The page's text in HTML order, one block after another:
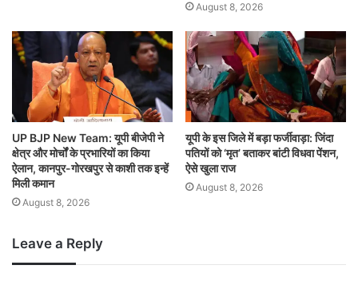
August 8, 2026
UP BJP New Team: यूपी बीजेपी ने
क्षेत्र और मोर्चों के प्रभारियों का किया
ऐलान, कानपुर-गोरखपुर से काशी तक इन्हें
मिली कमान
August 8, 2026
यूपी के इस जिले में बड़ा फर्जीवाड़ा: जिंदा
पतियों को ‘मृत’ बताकर बांटी विधवा पेंशन,
ऐसे खुला राज
August 8, 2026
Leave a Reply